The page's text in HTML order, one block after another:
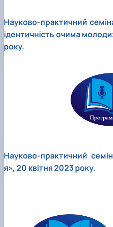
Науково-практичний
ідентичність очима
року.
Науково-практичний
я», 20 квітня 2023 року.